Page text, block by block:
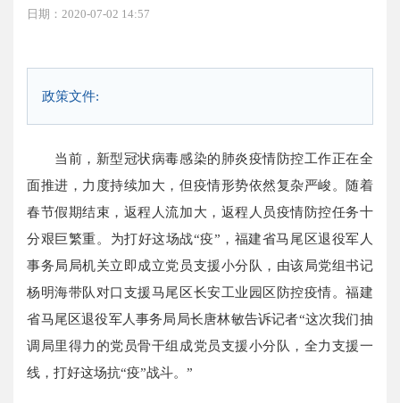
日期：2020-07-02 14:57
政策文件:
当前，新型冠状病毒感染的肺炎疫情防控工作正在全
面推进，力度持续加大，但疫情形势依然复杂严峻。随着
春节假期结束，返程人流加大，返程人员疫情防控任务十
分艰巨繁重。为打好这场战“疫”，福建省马尾区退役军人
事务局局机关立即成立党员支援小分队，由该局党组书记
杨明海带队对口支援马尾区长安工业园区防控疫情。福建
省马尾区退役军人事务局局长唐林敏告诉记者“这次我们抽
调局里得力的党员骨干组成党员支援小分队，全力支援一
线，打好这场抗“疫”战斗。”